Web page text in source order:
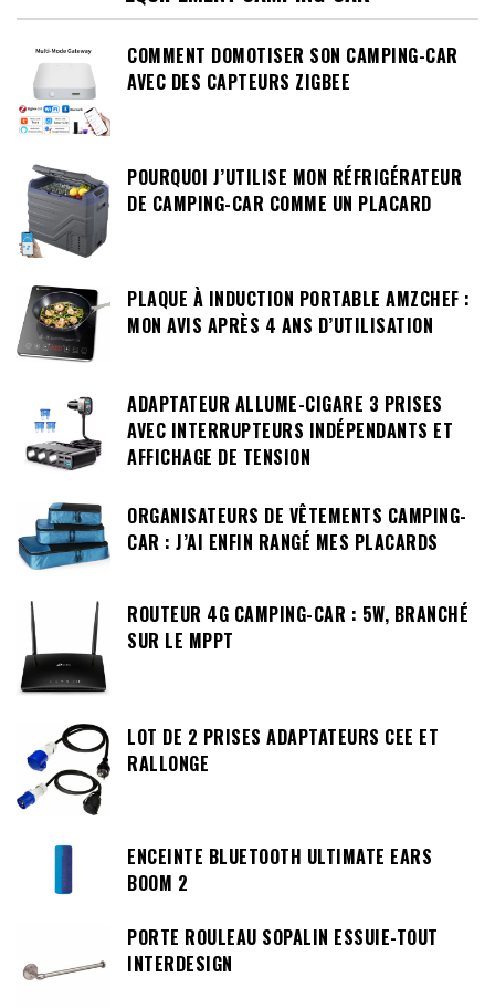
COMMENT DOMOTISER SON CAMPING-CAR
AVEC DES CAPTEURS ZIGBEE
POURQUOI J’UTILISE MON RÉFRIGÉRATEUR
DE CAMPING-CAR COMME UN PLACARD
PLAQUE À INDUCTION PORTABLE AMZCHEF :
MON AVIS APRÈS 4 ANS D’UTILISATION
ADAPTATEUR ALLUME-CIGARE 3 PRISES
AVEC INTERRUPTEURS INDÉPENDANTS ET
AFFICHAGE DE TENSION
ORGANISATEURS DE VÊTEMENTS CAMPING-
CAR : J’AI ENFIN RANGÉ MES PLACARDS
ROUTEUR 4G CAMPING-CAR : 5W, BRANCHÉ
SUR LE MPPT
LOT DE 2 PRISES ADAPTATEURS CEE ET
RALLONGE
ENCEINTE BLUETOOTH ULTIMATE EARS
BOOM 2
PORTE ROULEAU SOPALIN ESSUIE-TOUT
INTERDESIGN